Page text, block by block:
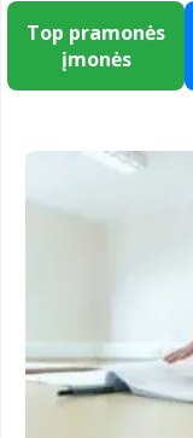
Top pramonės
įmonės